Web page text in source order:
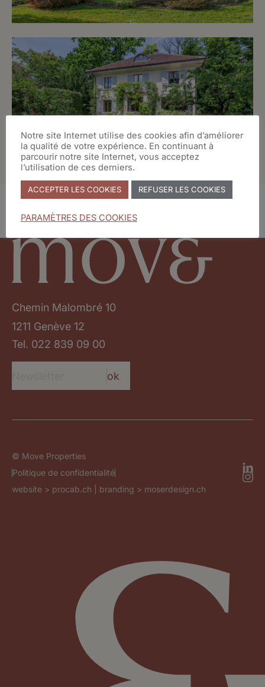
VENDU
Chemin Malombré 10
1211 Genève 12
Tel. 022 839 09 00
ok
© Move Properties
Politique de confidentialité
website > procab.ch | branding > moserdesign.ch
Notre site Internet utilise des cookies afin d’améliorer
la qualité de votre expérience. En continuant à
parcourir notre site Internet, vous acceptez
l’utilisation de ces derniers.
ACCEPTER LES COOKIES REFUSER LES COOKIES
PARAMÈTRES DES COOKIES